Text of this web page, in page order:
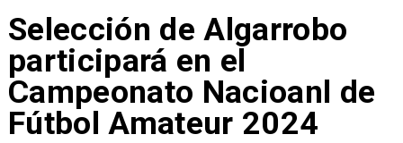
Selección de Algarrobo
participará en el
Campeonato Nacioanl de
Fútbol Amateur 2024